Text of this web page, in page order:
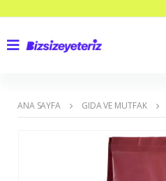
ANA SAYFA GIDA VE MUTFAK